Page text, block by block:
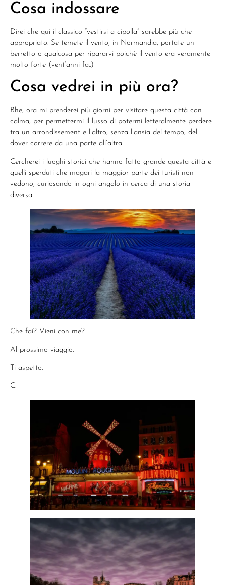
Cosa indossare
Direi che qui il classico “vestirsi a cipolla” sarebbe più che
appropriato. Se temete il vento, in Normandia, portate un
berretto o qualcosa per ripararvi poichè il vento era veramente
molto forte (vent’anni fa..)
Cosa vedrei in più ora?
Bhe, ora mi prenderei più giorni per visitare questa città con
calma, per permettermi il lusso di potermi letteralmente perdere
tra un arrondissement e l’altro, senza l’ansia del tempo, del
dover correre da una parte all’altra.
Cercherei i luoghi storici che hanno fatto grande questa città e
quelli sperduti che magari la maggior parte dei turisti non
vedono, curiosando in ogni angolo in cerca di una storia
diversa.
Che fai? Vieni con me?
Al prossimo viaggio.
Ti aspetto.
C.